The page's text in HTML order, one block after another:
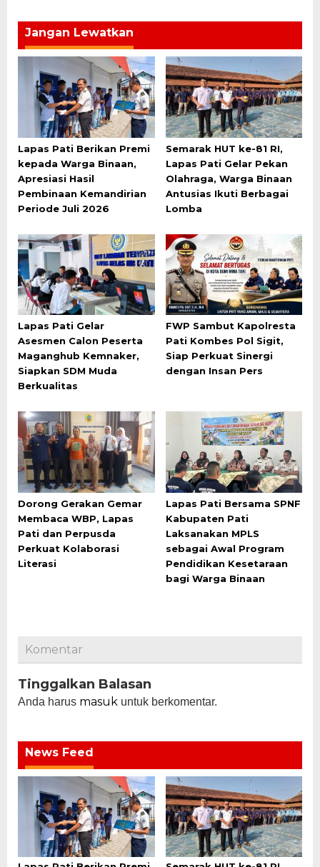
Jangan Lewatkan
Lapas Pati Berikan Premi
kepada Warga Binaan,
Apresiasi Hasil
Pembinaan Kemandirian
Periode Juli 2026
Semarak HUT ke-81 RI,
Lapas Pati Gelar Pekan
Olahraga, Warga Binaan
Antusias Ikuti Berbagai
Lomba
Lapas Pati Gelar
Asesmen Calon Peserta
Maganghub Kemnaker,
Siapkan SDM Muda
Berkualitas
FWP Sambut Kapolresta
Pati Kombes Pol Sigit,
Siap Perkuat Sinergi
dengan Insan Pers
Dorong Gerakan Gemar
Membaca WBP, Lapas
Pati dan Perpusda
Perkuat Kolaborasi
Literasi
Lapas Pati Bersama SPNF
Kabupaten Pati
Laksanakan MPLS
sebagai Awal Program
Pendidikan Kesetaraan
bagi Warga Binaan
Komentar
Tinggalkan Balasan
Anda harus masuk untuk berkomentar.
News Feed